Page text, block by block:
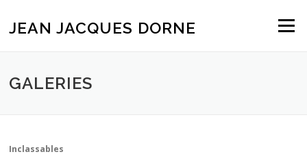
contenu
JEAN JACQUES DORNE Menu
GALERIES
Inclassables